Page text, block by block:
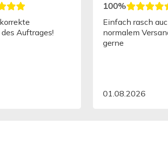
Beratung,
auch so
100%
Freundliche,
kompetente
Telefon.
29.07.2026